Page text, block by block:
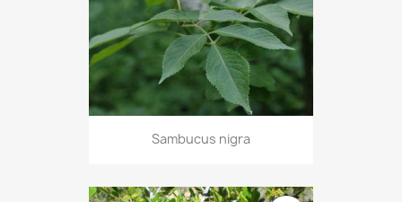
Sambucus nigra